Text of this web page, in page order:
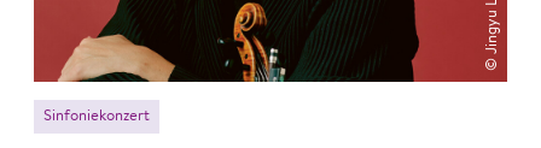
© Jingyu Lin
Sinfoniekonzert